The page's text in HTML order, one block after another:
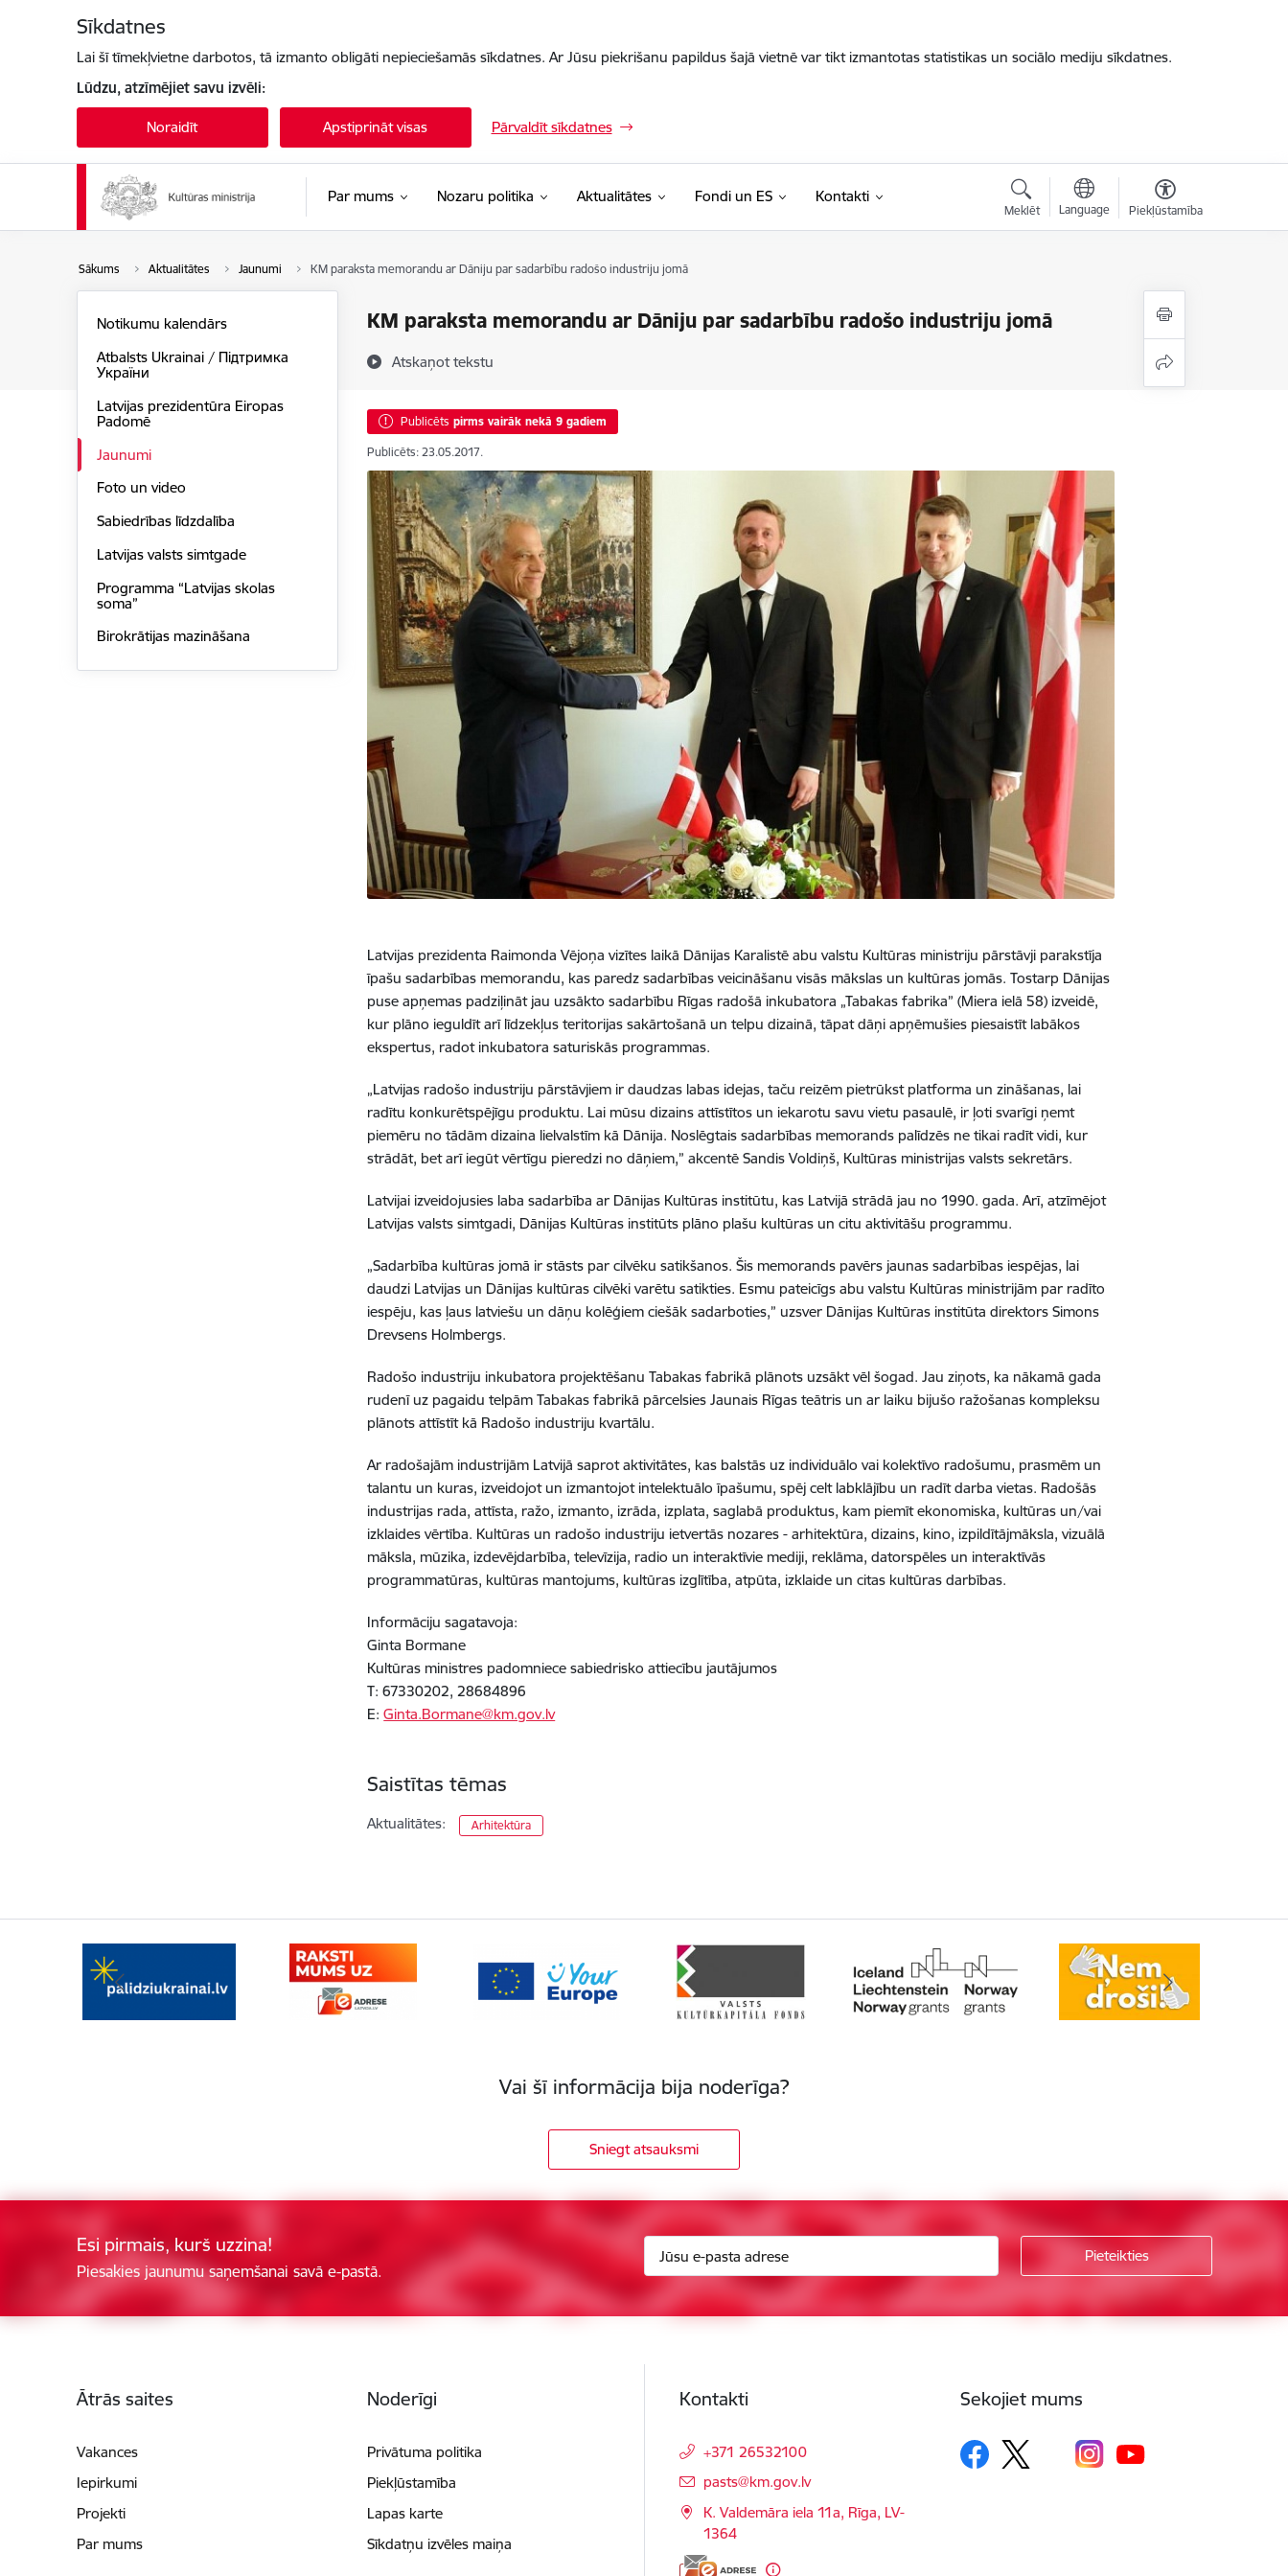
Sīkdatnes
Lai šī tīmekļvietne darbotos, tā izmanto obligāti nepieciešamās sīkdatnes. Ar Jūsu piekrišanu papildus šajā vietnē var tikt izmantotas statistikas un sociālo mediju sīkdatnes.
Lūdzu, atzīmējiet savu izvēli:
Noraidīt Apstiprināt visas Pārvaldīt sīkdatnes
Par mums Nozaru politika Aktualitātes Fondi un ES Kontakti
Meklēt Language Piekļūstamība
Sākums Aktualitātes Jaunumi KM paraksta memorandu ar Dāniju par sadarbību radošo industriju jomā
KM paraksta memorandu ar Dāniju par sadarbību radošo industriju jomā
Atskaņot tekstu
Notikumu kalendārs
Atbalsts Ukrainai / Підтримка
України
Latvijas prezidentūra Eiropas
Padomē
Jaunumi
Foto un video
Sabiedrības līdzdalība
Latvijas valsts simtgade
Programma “Latvijas skolas
soma”
Birokrātijas mazināšana
Publicēts pirms vairāk nekā 9 gadiem
Publicēts: 23.05.2017.
Latvijas prezidenta Raimonda Vējoņa vizītes laikā Dānijas Karalistē abu valstu Kultūras ministriju pārstāvji parakstīja
īpašu sadarbības memorandu, kas paredz sadarbības veicināšanu visās mākslas un kultūras jomās. Tostarp Dānijas
puse apņemas padziļināt jau uzsākto sadarbību Rīgas radošā inkubatora „Tabakas fabrika” (Miera ielā 58) izveidē,
kur plāno ieguldīt arī līdzekļus teritorijas sakārtošanā un telpu dizainā, tāpat dāņi apņēmušies piesaistīt labākos
ekspertus, radot inkubatora saturiskās programmas.
„Latvijas radošo industriju pārstāvjiem ir daudzas labas idejas, taču reizēm pietrūkst platforma un zināšanas, lai
radītu konkurētspējīgu produktu. Lai mūsu dizains attīstītos un iekarotu savu vietu pasaulē, ir ļoti svarīgi ņemt
piemēru no tādām dizaina lielvalstīm kā Dānija. Noslēgtais sadarbības memorands palīdzēs ne tikai radīt vidi, kur
strādāt, bet arī iegūt vērtīgu pieredzi no dāņiem,” akcentē Sandis Voldiņš, Kultūras ministrijas valsts sekretārs.
Latvijai izveidojusies laba sadarbība ar Dānijas Kultūras institūtu, kas Latvijā strādā jau no 1990. gada. Arī, atzīmējot
Latvijas valsts simtgadi, Dānijas Kultūras institūts plāno plašu kultūras un citu aktivitāšu programmu.
„Sadarbība kultūras jomā ir stāsts par cilvēku satikšanos. Šis memorands pavērs jaunas sadarbības iespējas, lai
daudzi Latvijas un Dānijas kultūras cilvēki varētu satikties. Esmu pateicīgs abu valstu Kultūras ministrijām par radīto
iespēju, kas ļaus latviešu un dāņu kolēģiem ciešāk sadarboties,” uzsver Dānijas Kultūras institūta direktors Simons
Drevsens Holmbergs.
Radošo industriju inkubatora projektēšanu Tabakas fabrikā plānots uzsākt vēl šogad. Jau ziņots, ka nākamā gada
rudenī uz pagaidu telpām Tabakas fabrikā pārcelsies Jaunais Rīgas teātris un ar laiku bijušo ražošanas kompleksu
plānots attīstīt kā Radošo industriju kvartālu.
Ar radošajām industrijām Latvijā saprot aktivitātes, kas balstās uz individuālo vai kolektīvo radošumu, prasmēm un
talantu un kuras, izveidojot un izmantojot intelektuālo īpašumu, spēj celt labklājību un radīt darba vietas. Radošās
industrijas rada, attīsta, ražo, izmanto, izrāda, izplata, saglabā produktus, kam piemīt ekonomiska, kultūras un/vai
izklaides vērtība. Kultūras un radošo industriju ietvertās nozares - arhitektūra, dizains, kino, izpildītājmāksla, vizuālā
māksla, mūzika, izdevējdarbība, televīzija, radio un interaktīvie mediji, reklāma, datorspēles un interaktīvās
programmatūras, kultūras mantojums, kultūras izglītība, atpūta, izklaide un citas kultūras darbības.
Informāciju sagatavoja:
Ginta Bormane
Kultūras ministres padomniece sabiedrisko attiecību jautājumos
T: 67330202, 28684896
E:Ginta.Bormane@km.gov.lv
Saistītas tēmas
Aktualitātes: Arhitektūra
Vai šī informācija bija noderīga?
Sniegt atsauksmi
Esi pirmais, kurš uzzina!
Piesakies jaunumu saņemšanai savā e-pastā.
Ātrās saites
Vakances
Iepirkumi
Projekti
Par mums
Noderīgi
Privātuma politika
Piekļūstamība
Lapas karte
Sīkdatņu izvēles maiņa
Kontakti
+371 26532100
E-pasts:
pasts@km.gov.lv
K. Valdemāra iela 11a, Rīga, LV-
1364
Sekojiet mums